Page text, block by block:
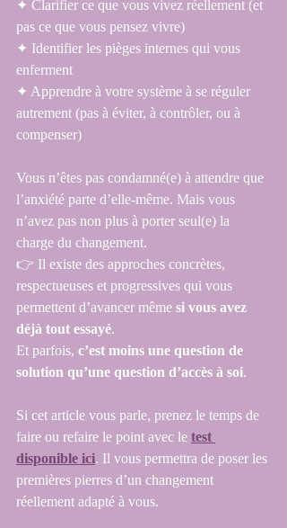
✦ Clarifier ce que vous vivez réellement (et
pas ce que vous pensez vivre)
✦ Identifier les pièges internes qui vous
enferment
✦ Apprendre à votre système à se réguler
autrement (pas à éviter, à contrôler, ou à
compenser)
Vous n’êtes pas condamné(e) à attendre que
l’anxiété parte d’elle-même. Mais vous
n’avez pas non plus à porter seul(e) la
charge du changement.
👉 Il existe des approches concrètes,
respectueuses et progressives qui vous
permettent d’avancer même si vous avez
déjà tout essayé.
Et parfois, c’est moins une question de
solution qu’une question d’accès à soi.
Si cet article vous parle, prenez le temps de
faire ou refaire le point avec le test
disponible ici. Il vous permettra de poser les
premières pierres d’un changement
réellement adapté à vous.